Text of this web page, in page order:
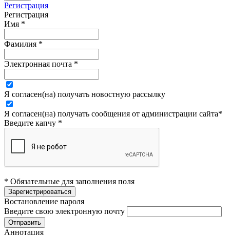
Регистрация
Регистрация
Имя *
Фамилия *
Электронная почта *
Я согласен(на) получать новостную рассылку
Я согласен(на) получать сообщения от администрации сайта*
Введите капчу *
* Обязательные для заполнения поля
Востановление пароля
Введите свою электронную почту
Аннотация